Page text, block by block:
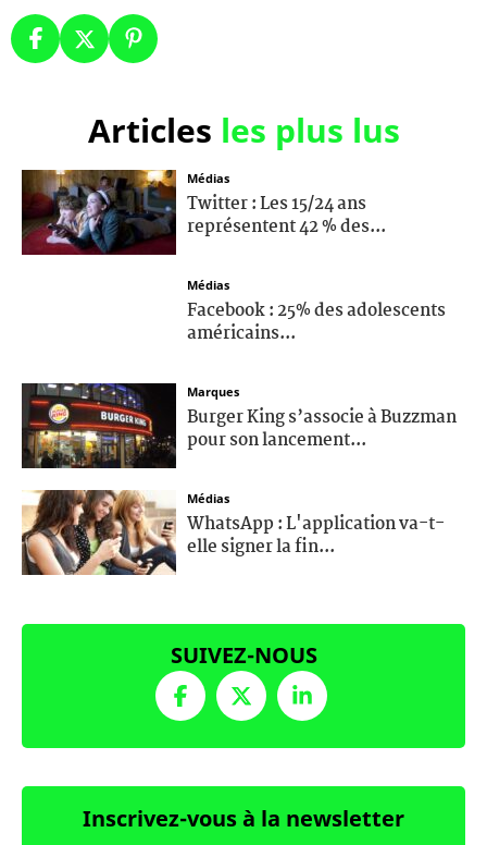
Articles les plus lus
Médias
Twitter : Les 15/24 ans
représentent 42 % des...
Médias
Facebook : 25% des adolescents
américains...
Marques
Burger King s’associe à Buzzman
pour son lancement...
Médias
WhatsApp : L'application va-t-
elle signer la fin...
SUIVEZ-NOUS
Inscrivez-vous à la newsletter